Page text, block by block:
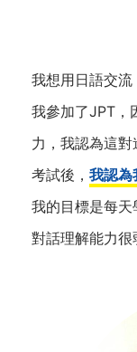
我想用日語交流
我參加了JPT，
力，我認為這
考試後， 我認為
我的目標是每
對話理解能力很